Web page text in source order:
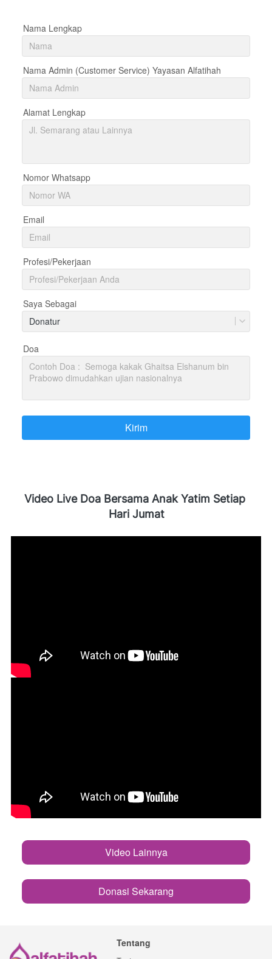
Nama Lengkap
Nama Admin (Customer Service) Yayasan Alfatihah
Alamat Lengkap
Nomor Whatsapp
Email
Profesi/Pekerjaan
Saya Sebagai
Donatur
Doa
`Kirim
Video Live Doa Bersama Anak Yatim Setiap
Hari Jumat
`
Video Lainnya
`Donasi Sekarang
Tentang